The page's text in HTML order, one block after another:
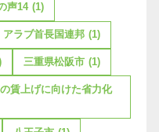
声14 (1)
アラブ首長国連邦 (1)
三重県松阪市 (1)
賃上げに向けた省力化